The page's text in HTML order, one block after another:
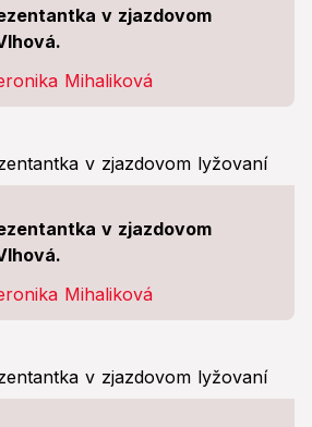
v zjazdovom
Mihaliková
v zjazdovom
Mihaliková